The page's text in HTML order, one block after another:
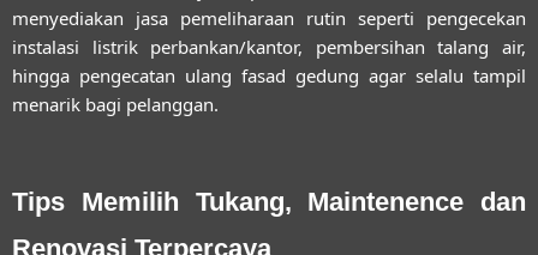
menyediakan jasa pemeliharaan rutin seperti pengecekan
instalasi listrik perbankan/kantor, pembersihan talang air,
hingga pengecatan ulang fasad gedung agar selalu tampil
menarik bagi pelanggan.
Tips Memilih Tukang, Maintenence dan
Renovasi Terpercaya